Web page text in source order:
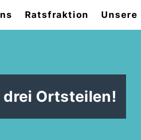
Ratsfraktion
drei Ortsteilen!